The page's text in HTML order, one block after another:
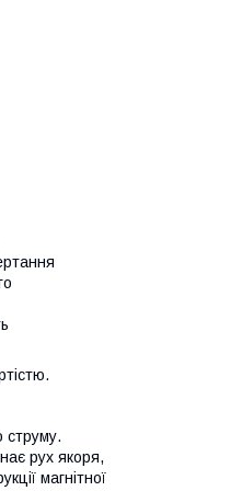
струму.
рух якоря,
магнітної